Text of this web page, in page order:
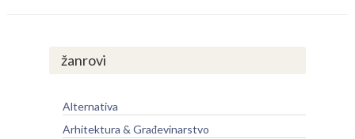
žanrovi
Alternativa
Arhitektura & Građevinarstvo